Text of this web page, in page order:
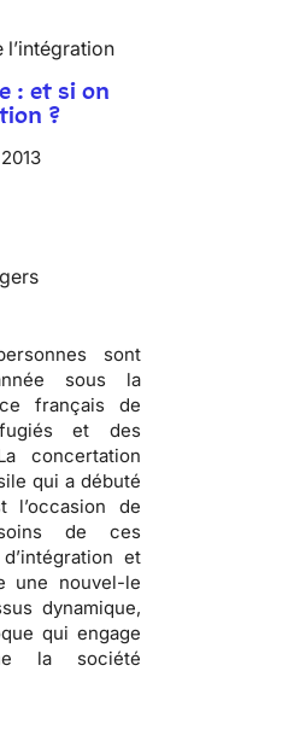
l’intégration
: et si on
?
2013
sont
sous la
français de
et des
concertation
qui a débuté
l’occasion de
de ces
et
une nouvel-le
dynamique,
qui engage
la société